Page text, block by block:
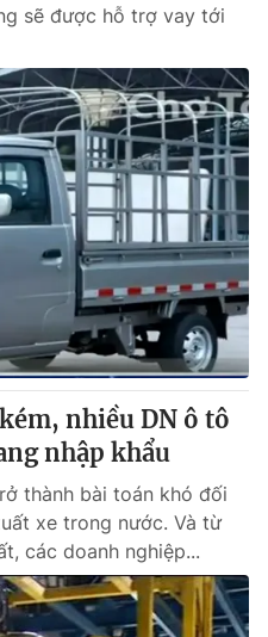
sẽ được hỗ trợ vay tới
nhiều DN ô tô
nhập khẩu
thành bài toán khó đối
xe trong nước. Và từ
các doanh nghiệp...